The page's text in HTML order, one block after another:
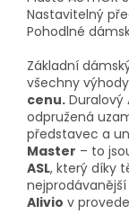
Nastavitelný
Pohodlné
Základní
všechny
cenu. Duralový
odpružená
představec a
Master – to
ASL, který díky
Alivio v